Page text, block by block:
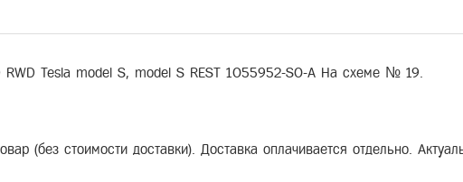
RWD Tesla model S, model S REST 1055952-S0-A На схеме № 19.
(без стоимости доставки). Доставка оплачивается отдельно.